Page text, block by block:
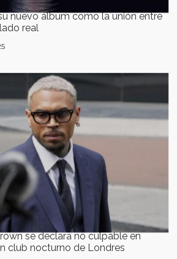
nuevo álbum como la unión entre
real
se declara no culpable en
club nocturno de Londres